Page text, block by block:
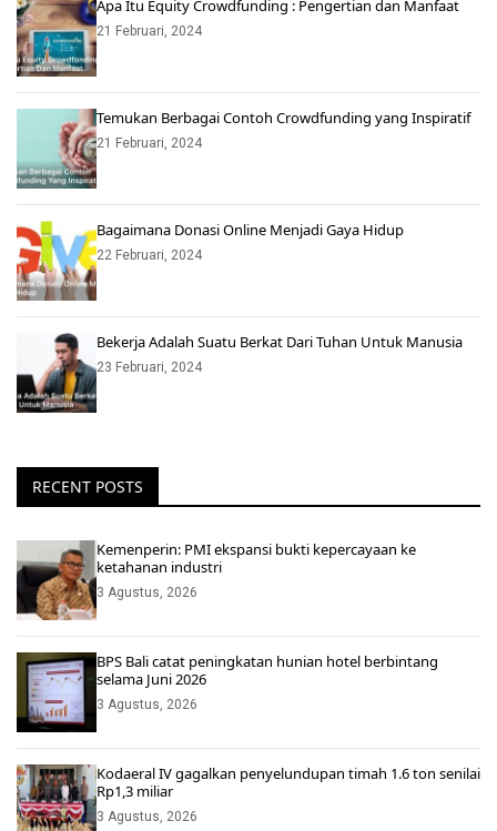
Apa Itu Equity Crowdfunding : Pengertian dan Manfaat
21 Februari, 2024
Temukan Berbagai Contoh Crowdfunding yang Inspiratif
21 Februari, 2024
Bagaimana Donasi Online Menjadi Gaya Hidup
22 Februari, 2024
Bekerja Adalah Suatu Berkat Dari Tuhan Untuk Manusia
23 Februari, 2024
RECENT POSTS
Kemenperin: PMI ekspansi bukti kepercayaan ke
ketahanan industri
3 Agustus, 2026
BPS Bali catat peningkatan hunian hotel berbintang
selama Juni 2026
3 Agustus, 2026
Kodaeral IV gagalkan penyelundupan timah 1.6 ton senilai
Rp1,3 miliar
3 Agustus, 2026